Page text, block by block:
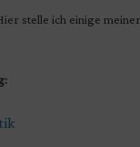
stelle ich einige